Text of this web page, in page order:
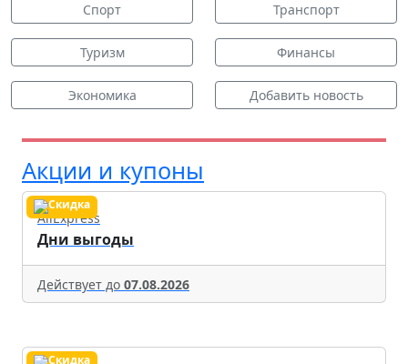
Спорт Транспорт
Туризм Финансы
Экономика Добавить новость
Акции и купоны
AliExpress
Дни выгоды
Действует до 07.08.2026